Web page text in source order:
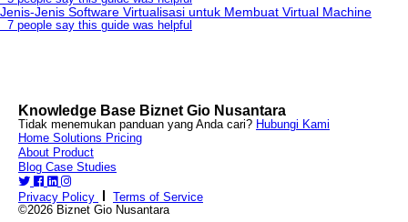
Jenis-Jenis Software Virtualisasi untuk Membuat Virtual Machine
7 people say this guide was helpful
Knowledge Base Biznet Gio Nusantara
Tidak menemukan panduan yang Anda cari? Hubungi Kami
Home Solutions Pricing
About Product
Blog Case Studies
Privacy Policy
Terms of Service
©2026 Biznet Gio Nusantara